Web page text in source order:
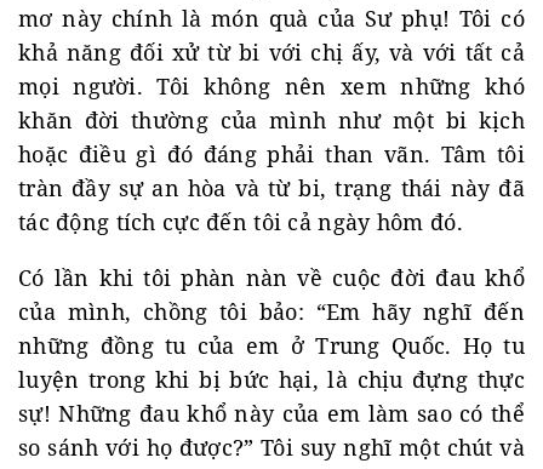
mơ này chính là món quà của Sư phụ! Tôi có
khả năng đối xử từ bi với chị ấy, và với tất cả
mọi người. Tôi không nên xem những khó
khăn đời thường của mình như một bi kịch
hoặc điều gì đó đáng phải than vãn. Tâm tôi
tràn đầy sự an hòa và từ bi, trạng thái này đã
tác động tích cực đến tôi cả ngày hôm đó.
Có lần khi tôi phàn nàn về cuộc đời đau khổ
của mình, chồng tôi bảo: “Em hãy nghĩ đến
những đồng tu của em ở Trung Quốc. Họ tu
luyện trong khi bị bức hại, là chịu đựng thực
sự! Những đau khổ này của em làm sao có thể
so sánh với họ được?” Tôi suy nghĩ một chút và